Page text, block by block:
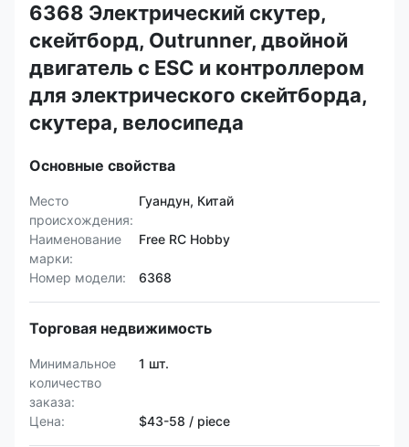
6368 Электрический скутер,
скейтборд, Outrunner, двойной
двигатель с ESC и контроллером
для электрического скейтборда,
скутера, велосипеда
Основные свойства
Место
происхождения:
Гуандун, Китай
Наименование
марки:
Free RC Hobby
Номер модели: 6368
Торговая недвижимость
Минимальное
количество
заказа:
1 шт.
Цена: $43-58 / piece